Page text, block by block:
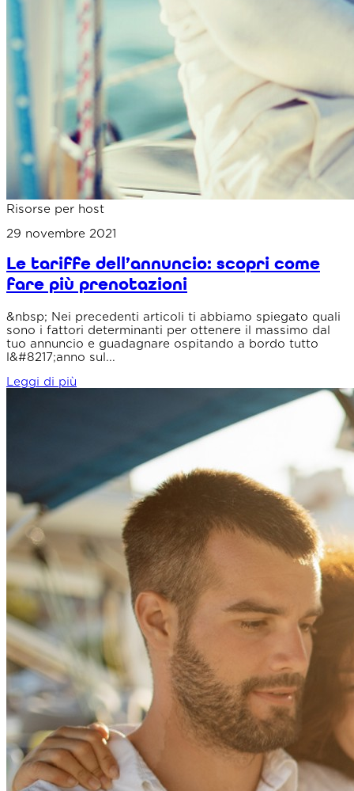
Risorse per host
29 novembre 2021
Le tariffe dell’annuncio: scopri come
fare più prenotazioni
&nbsp; Nei precedenti articoli ti abbiamo spiegato quali
sono i fattori determinanti per ottenere il massimo dal
tuo annuncio e guadagnare ospitando a bordo tutto
l&#8217;anno sul...
Leggi di più